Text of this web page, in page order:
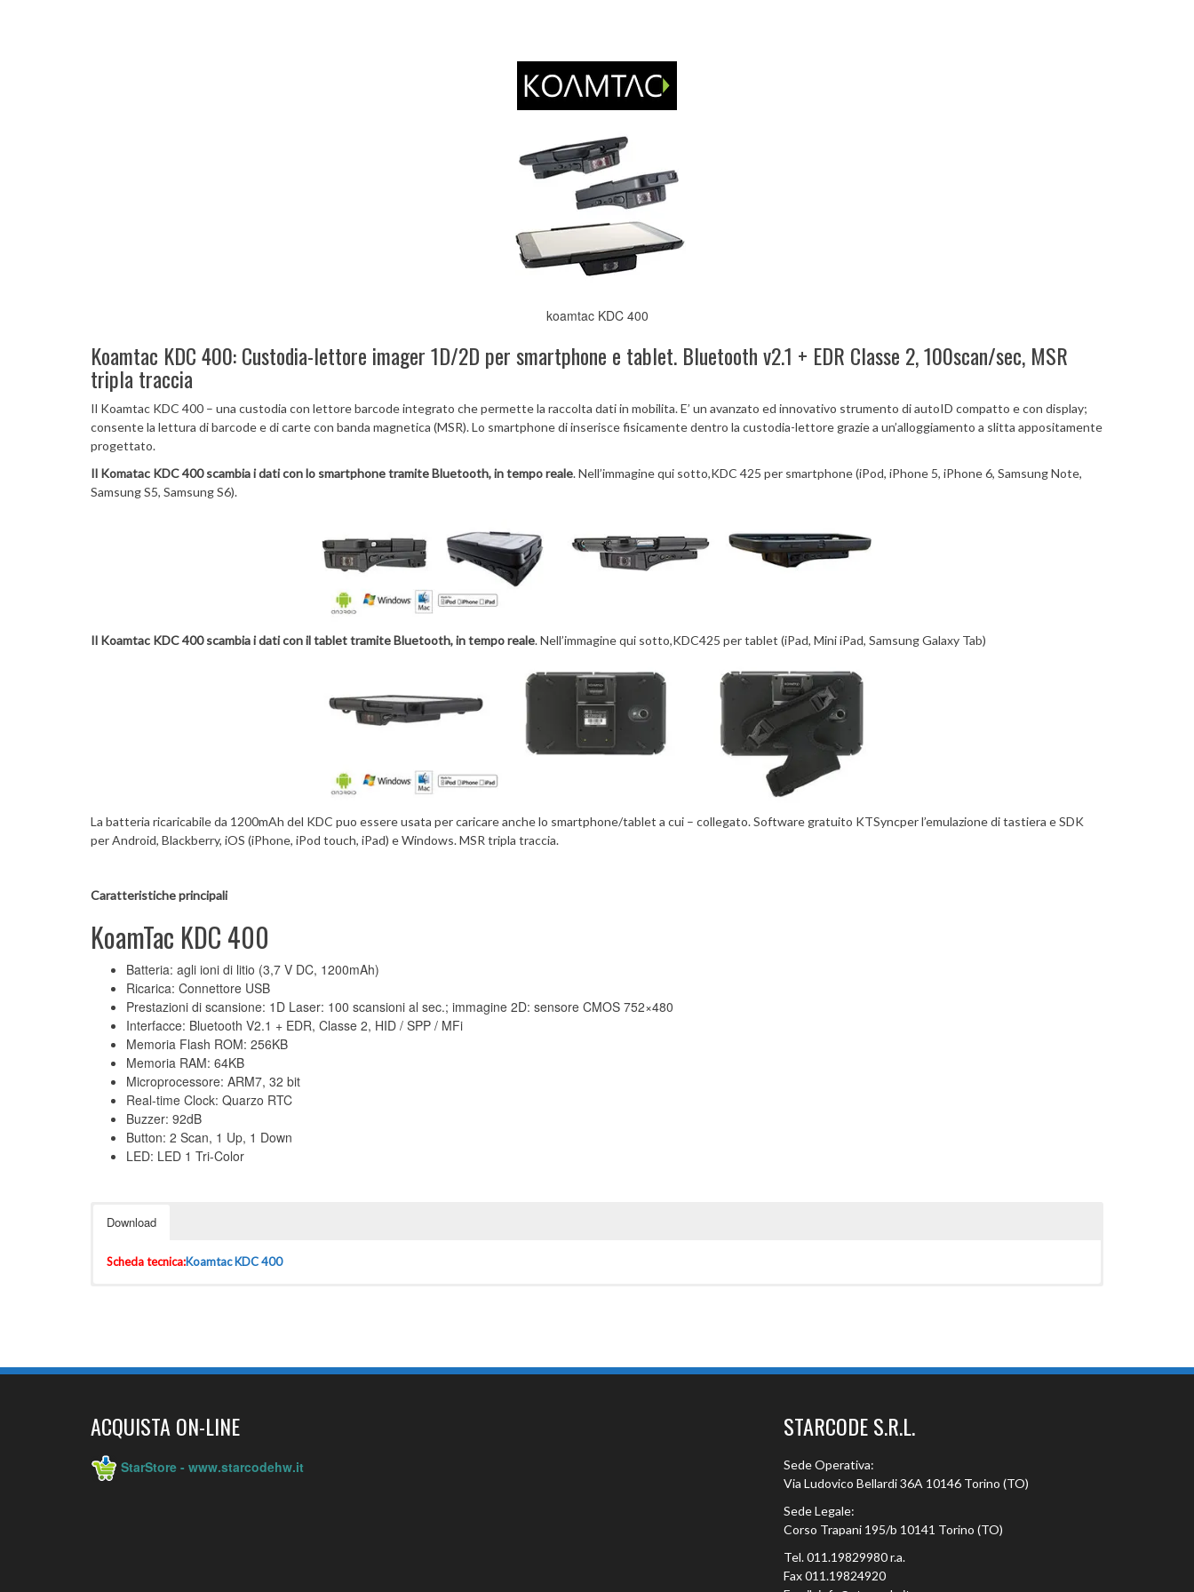
koamtac KDC 400
Koamtac KDC 400: Custodia-lettore imager 1D/2D per smartphone e tablet. Bluetooth v2.1 + EDR Classe 2, 100scan/sec, MSR
tripla traccia
Il Koamtac KDC 400 – una custodia con lettore barcode integrato che permette la raccolta dati in mobilita. E’ un avanzato ed innovativo strumento di autoID compatto e con display;
consente la lettura di barcode e di carte con banda magnetica (MSR). Lo smartphone di inserisce fisicamente dentro la custodia-lettore grazie a un’alloggiamento a slitta appositamente
progettato.
Il Komatac KDC 400 scambia i dati con lo smartphone tramite Bluetooth, in tempo reale. Nell’immagine qui sotto,KDC 425 per smartphone (iPod, iPhone 5, iPhone 6, Samsung Note,
Samsung S5, Samsung S6).
Il Koamtac KDC 400 scambia i dati con il tablet tramite Bluetooth, in tempo reale. Nell’immagine qui sotto,KDC425 per tablet (iPad, Mini iPad, Samsung Galaxy Tab)
La batteria ricaricabile da 1200mAh del KDC puo essere usata per caricare anche lo smartphone/tablet a cui – collegato. Software gratuito KTSyncper l’emulazione di tastiera e SDK
per Android, Blackberry, iOS (iPhone, iPod touch, iPad) e Windows. MSR tripla traccia.
Caratteristiche principali
KoamTac KDC 400
Batteria: agli ioni di litio (3,7 V DC, 1200mAh)
Ricarica: Connettore USB
Prestazioni di scansione: 1D Laser: 100 scansioni al sec.; immagine 2D: sensore CMOS 752×480
Interfacce: Bluetooth V2.1 + EDR, Classe 2, HID / SPP / MFi
Memoria Flash ROM: 256KB
Memoria RAM: 64KB
Microprocessore: ARM7, 32 bit
Real-time Clock: Quarzo RTC
Buzzer: 92dB
Button: 2 Scan, 1 Up, 1 Down
LED: LED 1 Tri-Color
Download
Scheda tecnica:Koamtac KDC 400
ACQUISTA ON-LINE
StarStore - www.starcodehw.it
STARCODE S.R.L.
Sede Operativa:
Via Ludovico Bellardi 36A 10146 Torino (TO)
Sede Legale:
Corso Trapani 195/b 10141 Torino (TO)
Tel. 011.19829980 r.a.
Fax 011.19824920